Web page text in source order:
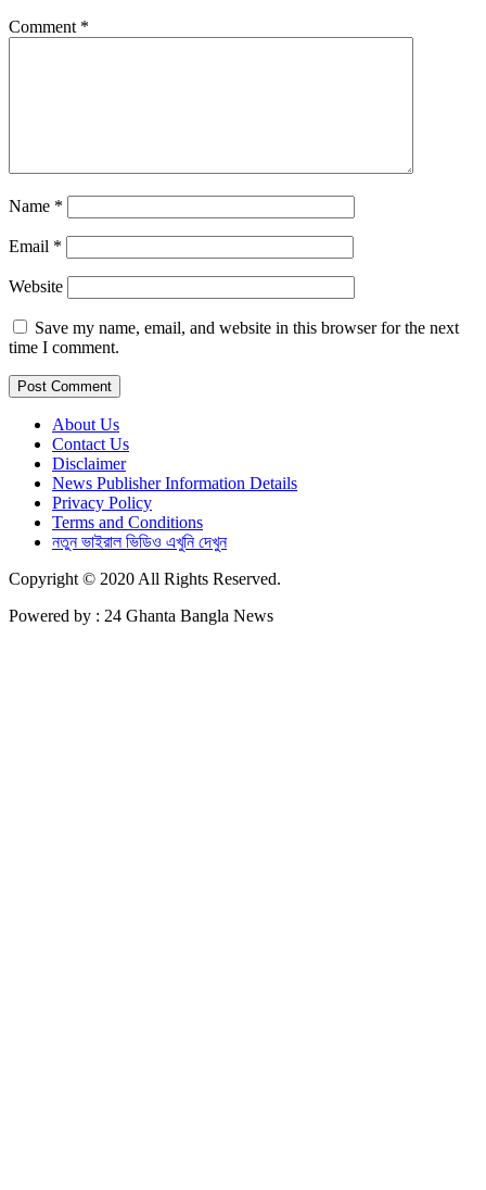
Comment *
Name *
Email *
Website
Save my name, email, and website in this browser for the next
time I comment.
About Us
Contact Us
Disclaimer
News Publisher Information Details
Privacy Policy
Terms and Conditions
নতুন ভাইরাল ভিডিও এখুনি দেখুন
Copyright © 2020 All Rights Reserved.
Powered by : 24 Ghanta Bangla News